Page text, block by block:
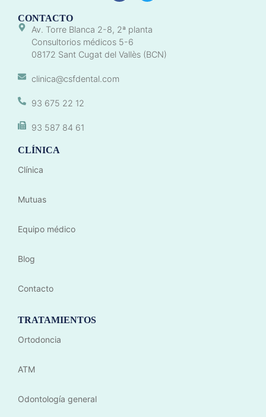
CONTACTO
Av. Torre Blanca 2-8, 2ª planta
Consultorios médicos 5-6
08172 Sant Cugat del Vallès (BCN)
clinica@csfdental.com
93 675 22 12
93 587 84 61
CLÍNICA
Clínica
Mutuas
Equipo médico
Blog
Contacto
TRATAMIENTOS
Ortodoncia
ATM
Odontología general